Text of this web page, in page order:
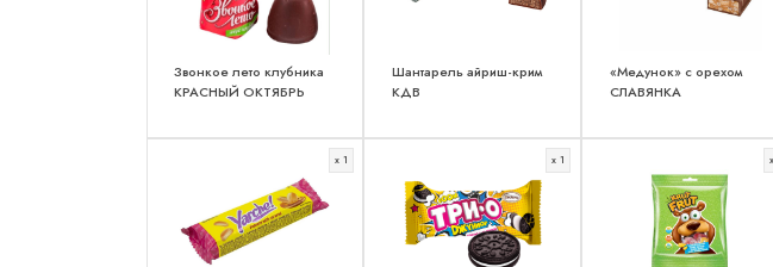
Звонкое лето клубника
КРАСНЫЙ ОКТЯБРЬ
Шантарель айриш-крим
КДВ
«Медунок» с орехом
СЛАВЯНКА
x 1 x 1